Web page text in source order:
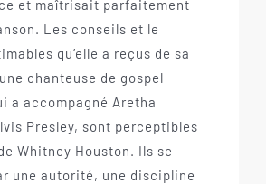
et maîtrisait parfaitement
Les conseils et le
qu’elle a reçus de sa
chanteuse de gospel
a accompagné Aretha
Presley, sont perceptibles
Whitney Houston. Ils se
une autorité, une discipline